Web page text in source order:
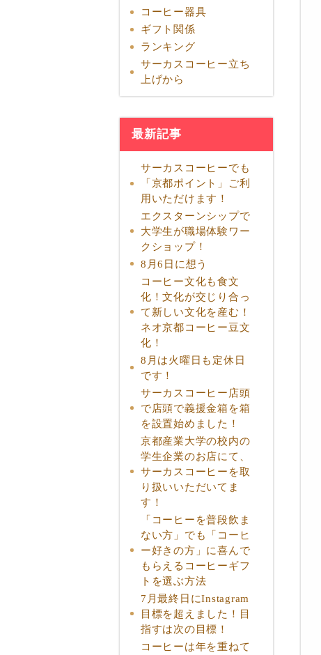
コーヒー器具
ギフト関係
ランキング
サーカスコーヒー立ち
上げから
最新記事
サーカスコーヒーでも
「京都ポイント」ご利
用いただけます！
エクスターンシップで
大学生が職場体験ワー
クショップ！
8月6日に想う
コーヒー文化も食文
化！文化が交じり合っ
て新しい文化を産む！
ネオ京都コーヒー豆文
化！
8月は火曜日も定休日
です！
サーカスコーヒー店頭
で店頭で義援金箱を箱
を設置始めました！
京都産業大学の校内の
学生企業のお店にて、
サーカスコーヒーを取
り扱いいただいてま
す！
「コーヒーを普段飲ま
ない方」でも「コーヒ
ー好きの方」に喜んで
もらえるコーヒーギフ
トを選ぶ方法
7月最終日にInstagram
目標を超えました！目
指すは次の目標！
コーヒーは年を重ねて